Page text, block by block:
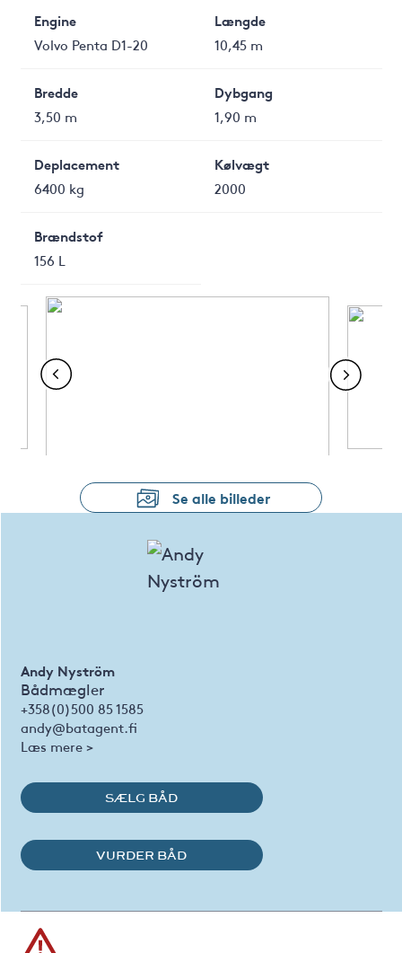
Engine
Volvo Penta D1-20
Længde
10,45 m
Bredde
3,50 m
Dybgang
1,90 m
Deplacement
6400 kg
Kølvægt
2000
Brændstof
156 L
Se alle billeder
Andy Nyström
Bådmægler
+358(0)500 85 1585
andy@batagent.fi
Læs mere >
SÆLG BÅD
VURDER BÅD